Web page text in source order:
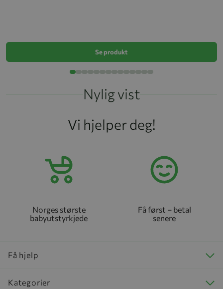
Se produkt
Nylig vist
Vi hjelper deg!
Norges største
babyutstyrkjede
Få først – betal
senere
Få hjelp
Kategorier